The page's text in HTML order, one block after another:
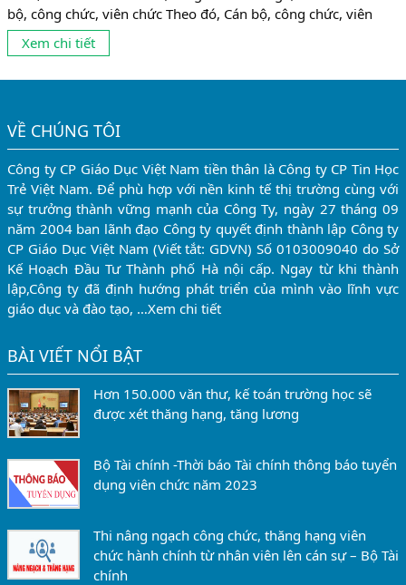
bộ, công chức, viên chức Theo đó, Cán bộ, công chức, viên
chức được nghỉ hàng tuần vào thứ 7, chủ nhật, dịp nghỉ Tết
Dương lịch 2023 cán bộ, công chức, viên chức được nghỉ 03...
Xem chi tiết
VỀ CHÚNG TÔI
Công ty CP Giáo Dục Việt Nam tiền thân là Công ty CP Tin Học
Trẻ Việt Nam. Để phù hợp với nền kinh tế thị trường cùng với
sự trưởng thành vững mạnh của Công Ty, ngày 27 tháng 09
năm 2004 ban lãnh đạo Công ty quyết định thành lập Công ty
CP Giáo Dục Việt Nam (Viết tắt: GDVN) Số 0103009040 do Sở
Kế Hoạch Đầu Tư Thành phố Hà nội cấp. Ngay từ khi thành
lập,Công ty đã định hướng phát triển của mình vào lĩnh vực
giáo dục và đào tạo, …Xem chi tiết
BÀI VIẾT NỔI BẬT
Hơn 150.000 văn thư, kế toán trường học sẽ
được xét thăng hạng, tăng lương
Bộ Tài chính -Thời báo Tài chính thông báo tuyển
dụng viên chức năm 2023
Thi nâng ngạch công chức, thăng hạng viên
chức hành chính từ nhân viên lên cán sự – Bộ Tài
chính